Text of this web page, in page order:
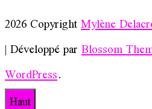
2026 CopyrightMylène
| Développé parBlossom
WordPress.
Haut